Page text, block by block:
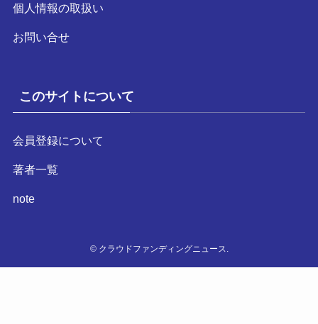
個人情報の取扱い
お問い合せ
このサイトについて
会員登録について
著者一覧
note
©クラウドファンディングニュース.